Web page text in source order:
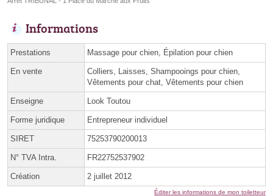
Informations
Prestations Massage pour chien, Épilation pour chien
En vente
Colliers, Laisses, Shampooings pour chien,
Vêtements pour chat, Vêtements pour chien
Enseigne Look Toutou
Forme juridique Entrepreneur individuel
SIRET 75253790200013
N° TVA Intra. FR22752537902
Création 2 juillet 2012
Éditer les informations de mon toiletteur